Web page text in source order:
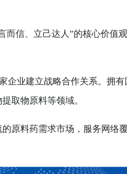
信、立己达人”的核心价值
业建立战略合作关系。拥有
取物原料等领域。
料药需求市场，服务网络